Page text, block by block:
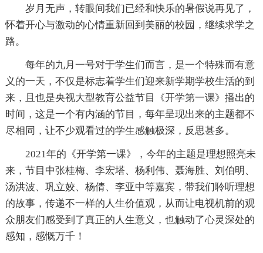
岁月无声，转眼间我们已经和快乐的暑假说再见了，
怀着开心与激动的心情重新回到美丽的校园，继续求学之
路。
每年的九月一号对于学生们而言，是一个特殊而有意
义的一天，不仅是标志着学生们迎来新学期学校生活的到
来，且也是央视大型教育公益节目《开学第一课》播出的
时间，这是一个有内涵的节目，每年呈现出来的主题都不
尽相同，让不少观看过的学生感触极深，反思甚多。
2021年的《开学第一课》，今年的主题是理想照亮未
来，节目中张桂梅、李宏塔、杨利伟、聂海胜、刘伯明、
汤洪波、巩立姣、杨倩、李亚中等嘉宾，带我们聆听理想
的故事，传递不一样的人生价值观，从而让电视机前的观
众朋友们感受到了真正的人生意义，也触动了心灵深处的
感知，感慨万千！